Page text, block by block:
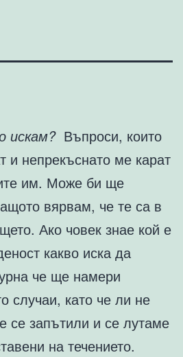
искам? Въпроси, които
и непрекъснато ме карат
им. Може би ще
вярвам, че те са в
Ако човек знае кой е
какво иска да
че ще намери
случаи, като че ли не
се запътили и се лутаме
на течението.